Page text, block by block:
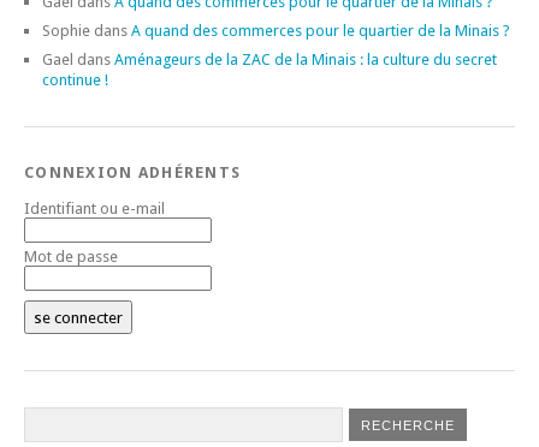
Sophie dans A quand des commerces pour le quartier de la Minais ?
Gael dans Aménageurs de la ZAC de la Minais : la culture du secret
continue !
CONNEXION ADHÉRENTS
Identifiant ou e-mail
Mot de passe